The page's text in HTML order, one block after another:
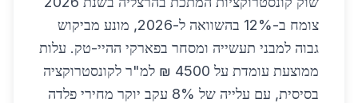
צומח ב-12% בהשוואה ל-2026, מונע מביקוש
גבוה למבני תעשייה ומסחר בפארקי ההיי-טק. עלות
ממוצעת עומדת על 4500 ₪ למ"ר לקונסטרוקציה
בסיסית, עם עלייה של 8% עקב יוקר מחירי פלדה